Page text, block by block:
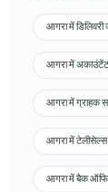
आगरा में डिलिवरी
आगरा में
आगरा में ग्राहक
आगरा में टेलीसेल्स
आगरा में बैक